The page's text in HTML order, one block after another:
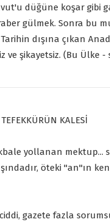
düğüne koşar gibi
gülmek. Sonra bu
dışına çıkan
ve şikayetsiz. (Bu Ülke -
KALESİ
yollanan mektup...
öteki "an"ın
gazete fazla